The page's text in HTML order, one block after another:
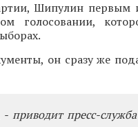
Шипулин первым
голосовании,
он сразу же
приводит пресс-служба